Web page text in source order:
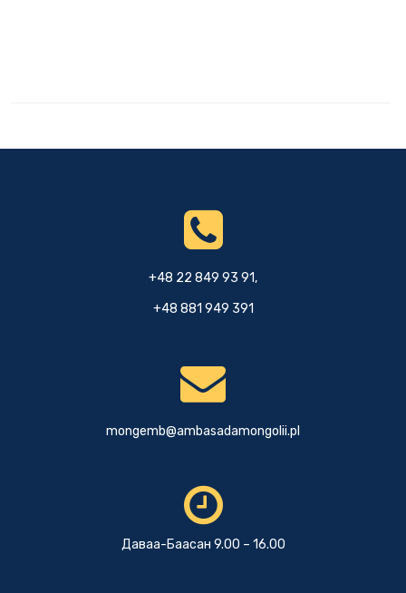
+48 22 849 93 91,
+48 881 949 391
mongemb@ambasadamongolii.pl
Даваа-Баасан 9.00 – 16.00